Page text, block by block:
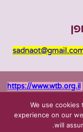
https://www.wtb.org.il
We use
experience on our
will